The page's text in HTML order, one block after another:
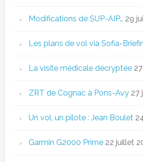
Modifications de SUP-AIP… 29
Les plans de vol via Sofia-
La visite médicale décryptée
ZRT de Cognac à Pons-Avy 27
Un vol, un pilote : Jean Boulet
Garmin G2000 Prime 22 juillet